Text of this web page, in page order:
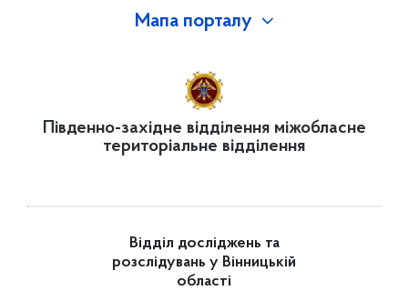
Мапа порталу
Південно-західне відділення міжобласне
територіальне відділення
Відділ досліджень та
розслідувань у Вінницькій
області